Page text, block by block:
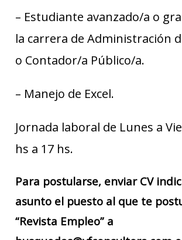
– Estudiante avanzado/a o
la carrera de Administración
o Contador/a Público/a.
– Manejo de Excel.
Jornada laboral de Lunes a
hs a 17 hs.
Para postularse, enviar CV
asunto el puesto al que te
“Revista Empleo” a